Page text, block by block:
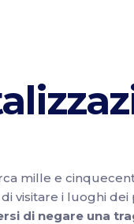
mille e
visitare i luoghi dei
di negare una